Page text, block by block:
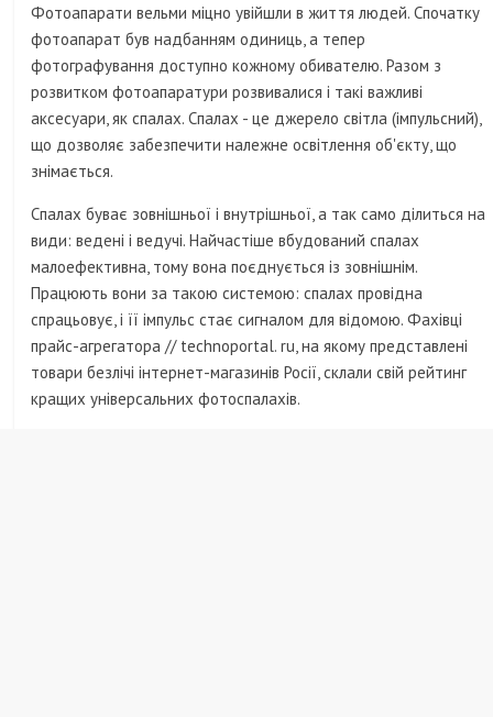
Фотоапарати вельми міцно увійшли в життя людей. Спочатку
фотоапарат був надбанням одиниць, а тепер
фотографування доступно кожному обивателю. Разом з
розвитком фотоапаратури розвивалися і такі важливі
аксесуари, як спалах. Спалах - це джерело світла (імпульсний),
що дозволяє забезпечити належне освітлення об'єкту, що
знімається.
Спалах буває зовнішньої і внутрішньої, а так само ділиться на
види: ведені і ведучі. Найчастіше вбудований спалах
малоефективна, тому вона поєднується із зовнішнім.
Працюють вони за такою системою: спалах провідна
спрацьовує, і її імпульс стає сигналом для відомою. Фахівці
прайс-агрегатора // technoportal. ru, на якому представлені
товари безлічі інтернет-магазинів Росії, склали свій рейтинг
кращих універсальних фотоспалахів.